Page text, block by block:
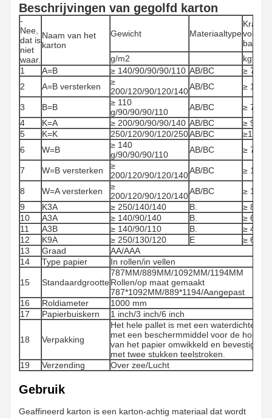
Beschrijvingen van gegolfd karton
-
Nee,
dat is
niet
waar.
Naam van het
karton
Gewicht Materiaaltype
Kracht
voor
barsten
g/m2
kgf/
1
A=B ≥ 140/90/90/90/110 AB/BC
≥ 7.80
2
A=B versterken
≥
200/120/90/120/140AB/BC ≥ 1150
3 B=B
≥ 110
g/90/90/90/110
AB/BC
≥ 7
4
K=A ≥ 200/90/90/90/140 AB/BC
≥ 9
5
K=K 250/120/90/120/250AB/BC
≥145
6
W=B
≥ 140
g/90/90/90/110
AB/BC ≥ 7.80
7 W=B versterken
≥
200/120/90/120/140AB/BC ≥ 1150
8 W=A versterken
≥
200/120/90/120/140AB/BC
≥ 1150
9
K3A ≥ 250/140/140 B.
≥ 8
10
A3A ≥ 140/90/140 B.
≥ 63
11
A3B ≥ 140/90/110 B.
≥ 4.9
12
K9A ≥ 250/130/120 E
≥ 6
13
Graad
AA/AAA
14
Type papier In rollen/in vellen
15 Standaardgrootte
787MM/889MM/1092MM/1194MM
Rollen/op maat gemaakt
787*1092MM/889*1194/Aangepast
16
Roldiameter
1000 mm
17
Papierbuiskern 1 inch/3 inch/6 inch
18 Verpakking
Het hele pallet is met een waterdichte film
met een beschermmiddel voor de hoek
van het papier omwikkeld en bevestigd
met twee stukken teelstroken.
19
Verzending Over zee/Lucht
Gebruik
Geaffineerd karton is een karton-achtig materiaal dat wordt